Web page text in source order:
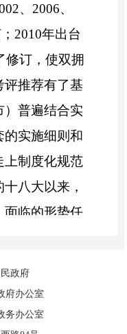
、2006、
2010年出台
修订，使双拥
评推荐有了基
）普遍结合实
的实施细则和
上制度化规范
八大以来，
面临的形势任
近平总书记
政府
府办公室
务办公室